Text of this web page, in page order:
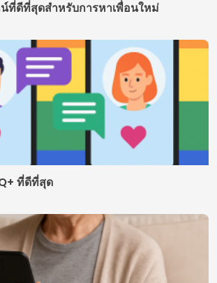
นโยบายความเป็นส่วนตัว
© 2026 AppDigi